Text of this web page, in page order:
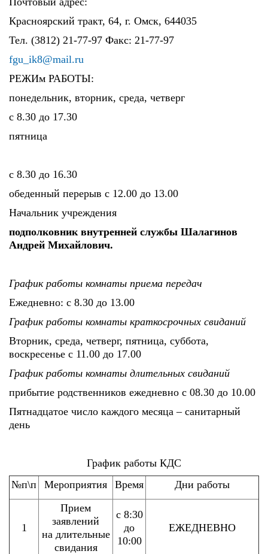
Красноярский тракт, 64, г. Омск, 644035
Тел. (3812) 21-77-97 Факс: 21-77-97
fgu_ik8@mail.ru
РЕЖИм РАБОТЫ:
понедельник, вторник, среда, четверг
с 8.30 до 17.30
пятница
с 8.30 до 16.30
обеденный перерыв с 12.00 до 13.00
Начальник учреждения
подполковник внутренней службы Шалагинов
Андрей Михайлович.
График работы комнаты приема передач
Ежедневно: с 8.30 до 13.00
График работы комнаты краткосрочных свиданий
Вторник, среда, четверг, пятница, суббота,
воскресенье с 11.00 до 17.00
График работы комнаты длительных свиданий
прибытие родственников ежедневно с 08.30 до 10.00
Пятнадцатое число каждого месяца – санитарный
день
График работы КДС
№п\п
Мероприятия Время Дни работы
1
Прием
заявлений
на длительные
свидания
с 8:30
до
10:00
ЕЖЕДНЕВНО